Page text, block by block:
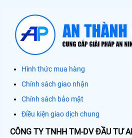
Hình thức mua hàng
Chính sách giao nhận
Chính sách bảo mật
Điều kiện giao dịch chung
CÔNG TY TNHH TM-DV ĐẦU TƯ